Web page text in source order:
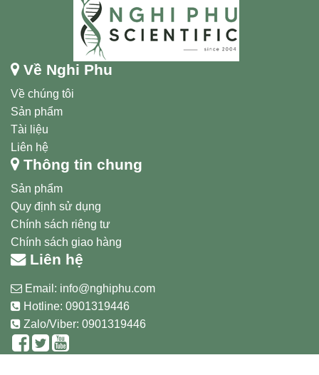
Về Nghi Phu
Về chúng tôi
Sản phẩm
Tài liệu
Liên hệ
Thông tin chung
Sản phẩm
Quy định sử dụng
Chính sách riêng tư
Chính sách giao hàng
Liên hệ
Email: info@nghiphu.com
Hotline: 0901319446
Zalo/Viber: 0901319446